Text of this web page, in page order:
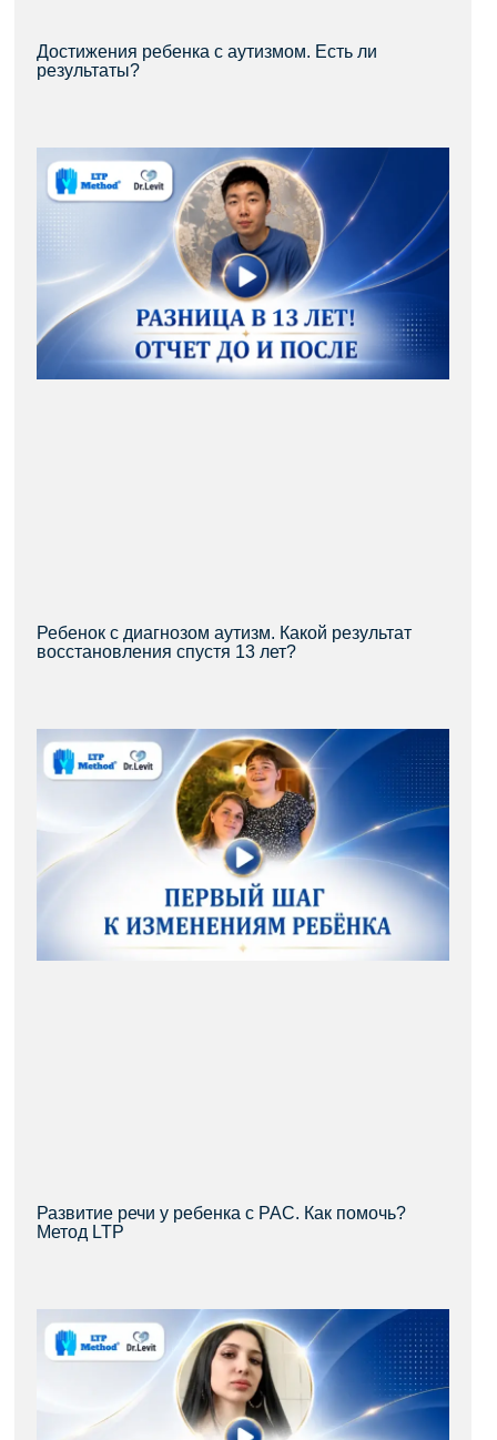
Достижения ребенка с аутизмом. Есть ли
результаты?
Ребенок с диагнозом аутизм. Какой результат
восстановления спустя 13 лет?
Развитие речи у ребенка с РАС. Как помочь?
Метод LTP